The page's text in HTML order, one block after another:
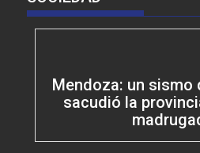
Mendoza: un sismo
sacudió la